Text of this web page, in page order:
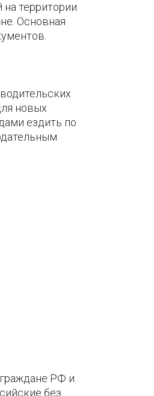
территории
Основная
новых
ездить по
РФ и
без